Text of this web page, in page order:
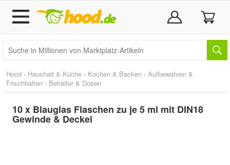
Hood › Haushalt & Küche › Kochen & Backen › Aufbewahren &
Frischhalten › Behälter & Dosen
10 x Blauglas Flaschen zu je 5 ml mit DIN18
Gewinde & Deckel